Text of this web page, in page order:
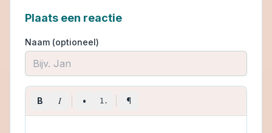
Plaats een reactie
Naam (optioneel)
B I • 1. ¶